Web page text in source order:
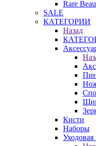
Rare
SALE
КАТЕГОРИИ
Назад
Кисти
Наборы
Уходовая